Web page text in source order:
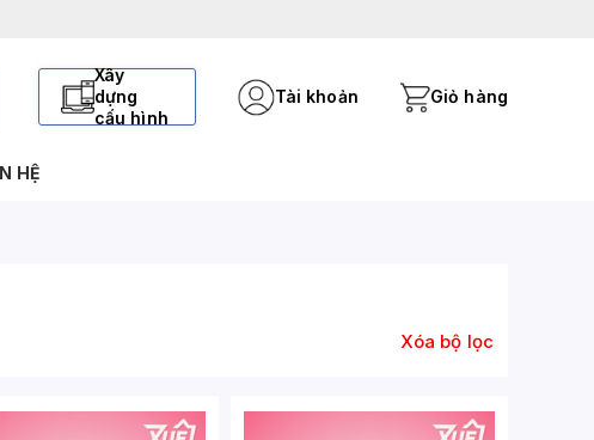
Xây
dựng
cấu hình
Tài khoản Giỏ hàng
HỆ
Xóa bộ lọc